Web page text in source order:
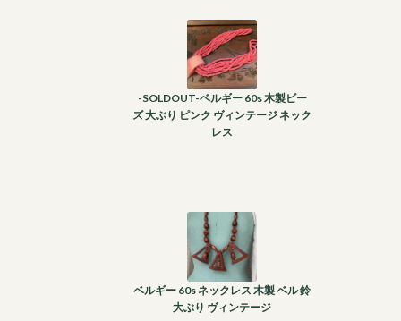
-SOLDOUT-ベルギー 60s 木製ビー
ズ 大ぶり ピンク ヴィンテージ ネック
レス
ベルギー 60s ネックレス 木製 ベル 鈴
大ぶり ヴィンテージ